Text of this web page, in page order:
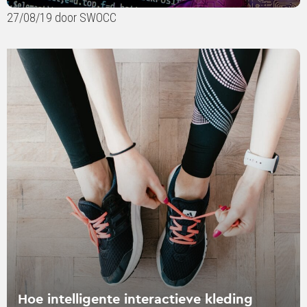
27/08/19 door SWOCC
Hoe intelligente interactieve kleding
Lees
verder
Hoe
intelligente
merkmeerwaarde
creëert